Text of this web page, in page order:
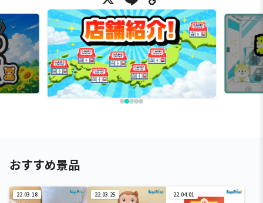
おすすめ景品
22.03.18 22.03.25 22.04.01